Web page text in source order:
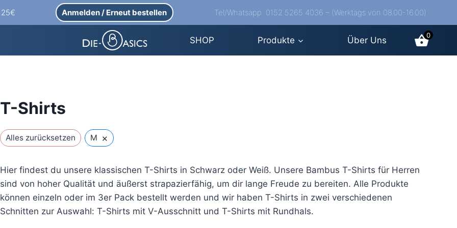
Anmelden / Erneut bestellen Tel/Whatsapp: 0152 5265 4036 – (Werktags von 08.00-16.00)
SHOP Produkte Über Uns 0
T-Shirts
Alles zurücksetzen M ×
Hier findest du unsere klassischen T-Shirts in Schwarz oder Weiß. Unsere Bambus T-Shirts für Herren
sind von hoher Qualität und äußerst strapazierfähig, um dir lange Freude zu bereiten. Alle Produkte
können einzeln oder im 3er Pack bestellt werden und wir haben T-Shirts in zwei verschiedenen
Schnitten zur Auswahl: T-Shirts mit V-Ausschnitt und T-Shirts mit Rundhals.